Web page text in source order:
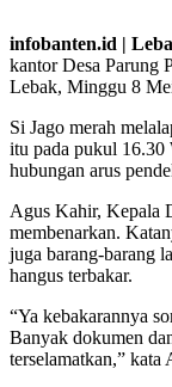
infobanten.id |
kantor Desa Parung
Lebak, Minggu 8
Si Jago merah
itu pada pukul 16.30
hubungan arus
Agus Kahir, Kepala
membenarkan.
juga barang-barang
hangus terbakar.
“Ya kebakarannya
Banyak dokumen
terselamatkan,” kata